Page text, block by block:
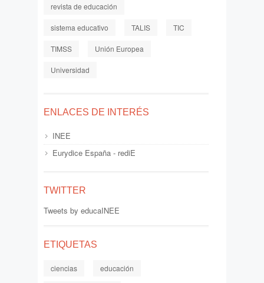
revista de educación
sistema educativo TALIS TIC
TIMSS Unión Europea
Universidad
ENLACES DE INTERÉS
INEE
Eurydice España - rediE
TWITTER
Tweets by educaINEE
ETIQUETAS
ciencias educación